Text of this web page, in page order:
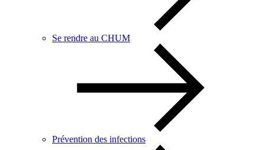
Se rendre au CHUM
Prévention des infections